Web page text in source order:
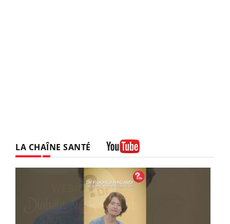
LA CHAÎNE SANTÉ